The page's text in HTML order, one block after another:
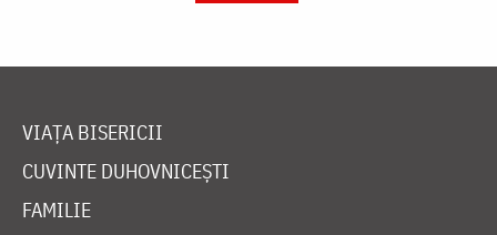
VIAȚA BISERICII
CUVINTE DUHOVNICEȘTI
FAMILIE